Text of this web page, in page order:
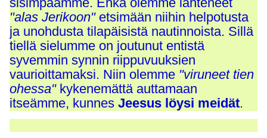
"alas Jerikoon"etsimään niihin helpotusta
ja unohdusta tilapäisistä nautinnoista. Sillä
tiellä sielumme on joutunut entistä
syvemmin synnin riippuvuuksien
vaurioittamaksi. Niin olemme "viruneet tien
ohessa"kykenemättä auttamaan
itseämme, kunnesJeesus löysi meidät.